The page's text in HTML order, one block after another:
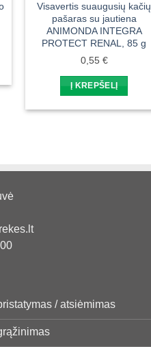
Visavertis suaugusių kačių
pašaras su jautiena
ANIMONDA INTEGRA
PROTECT RENAL, 85 g
0,55 €
Į KREPŠELĮ
/ atsiėmimas